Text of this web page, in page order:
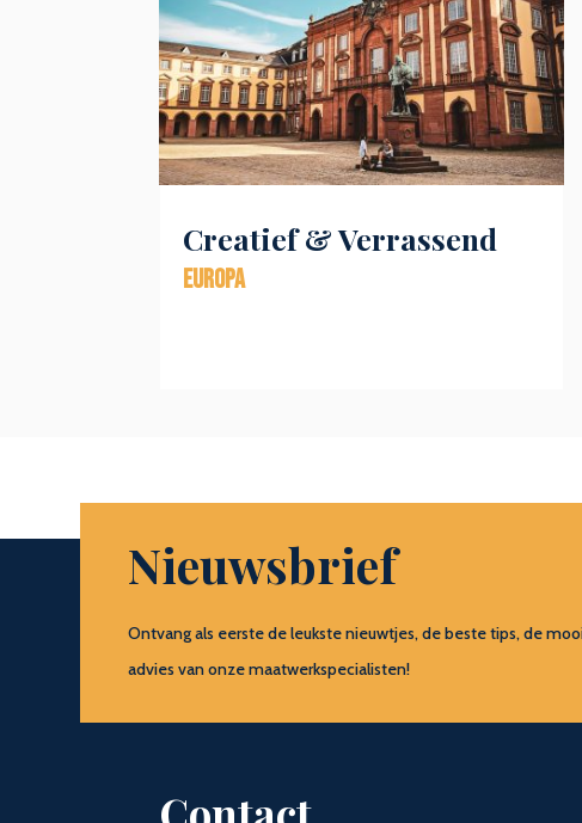
Creatief & Verrassend
Europa
Nieuwsbrief
Ontvang als eerste de leukste nieuwtjes, de beste tips, de
advies van onze maatwerkspecialisten!